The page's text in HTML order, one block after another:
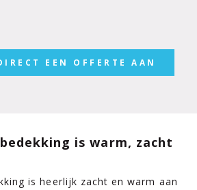
EEN OFFERTE AAN
is warm, zacht
is heerlijk zacht en warm aan